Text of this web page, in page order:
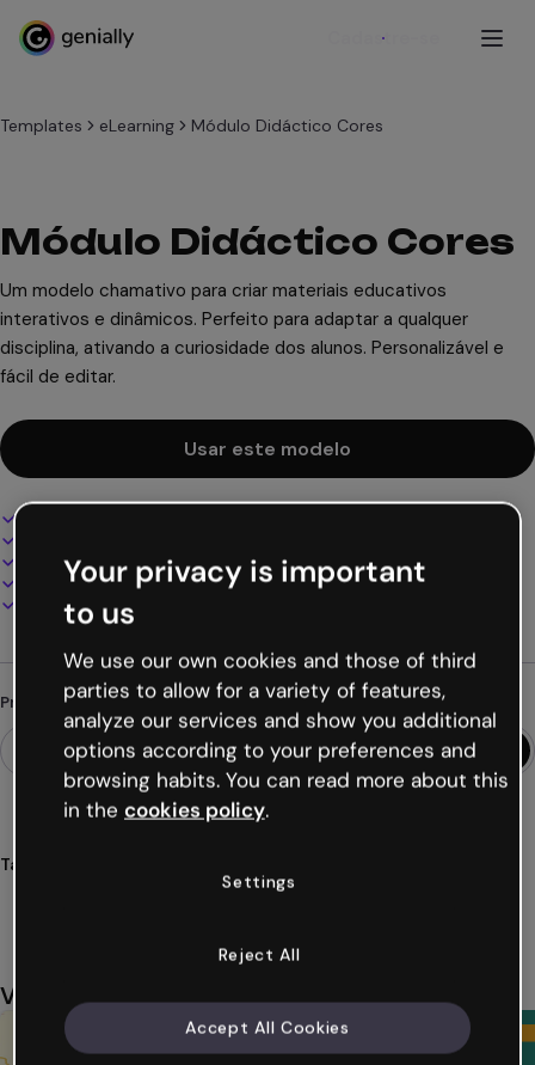
Cadastre-se
Templates eLearning Módulo Didáctico Cores
Módulo Didáctico Cores
Um modelo chamativo para criar materiais educativos
interativos e dinâmicos. Perfeito para adaptar a qualquer
disciplina, ativando a curiosidade dos alunos. Personalizável e
fácil de editar.
Usar este modelo
Adicione áudio, vídeo e multimídia
Apresente, compartilhe ou publique online
Baixe em PDF, MP4 e outros formatos
Procurando algo diferente?
Tags
cores arte
Você também pode gostar
Your privacy is important
to us
We use our own cookies and those of third
parties to allow for a variety of features,
analyze our services and show you additional
options according to your preferences and
browsing habits. You can read more about this
in the cookies policy.
Settings
Reject All
Accept All Cookies